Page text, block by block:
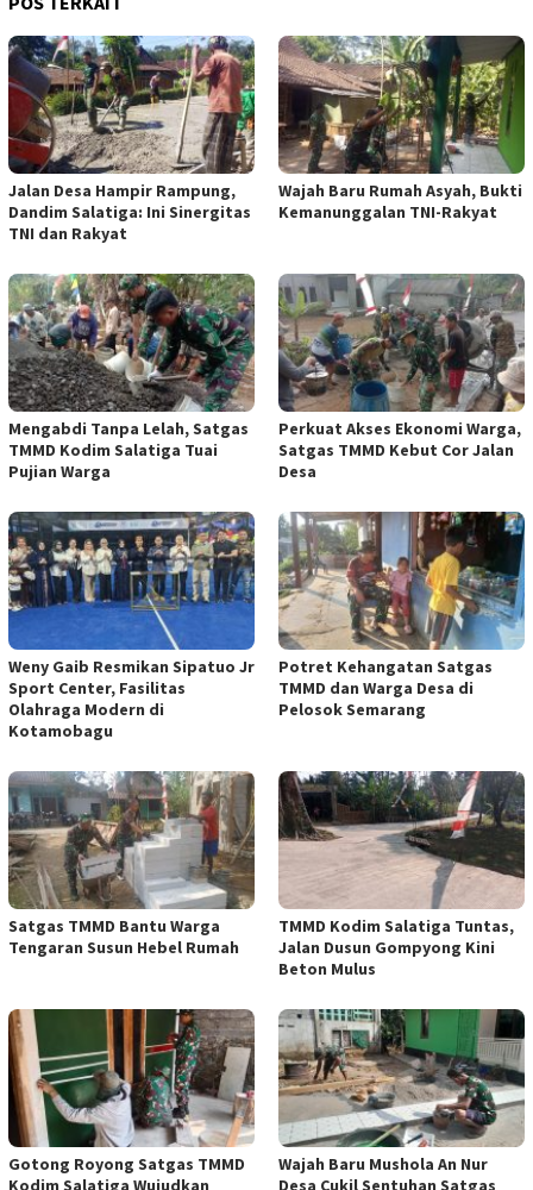
Jalan Desa Hampir Rampung,
Dandim Salatiga: Ini Sinergitas
TNI dan Rakyat
Wajah Baru Rumah Asyah, Bukti
Kemanunggalan TNI-Rakyat
Mengabdi Tanpa Lelah, Satgas
TMMD Kodim Salatiga Tuai
Pujian Warga
Perkuat Akses Ekonomi Warga,
Satgas TMMD Kebut Cor Jalan
Desa
Weny Gaib Resmikan Sipatuo Jr
Sport Center, Fasilitas
Olahraga Modern di
Kotamobagu
Potret Kehangatan Satgas
TMMD dan Warga Desa di
Pelosok Semarang
Satgas TMMD Bantu Warga
Tengaran Susun Hebel Rumah
TMMD Kodim Salatiga Tuntas,
Jalan Dusun Gompyong Kini
Beton Mulus
Gotong Royong Satgas TMMD
Kodim Salatiga Wujudkan
Wajah Baru Mushola An Nur
Desa Cukil Sentuhan Satgas